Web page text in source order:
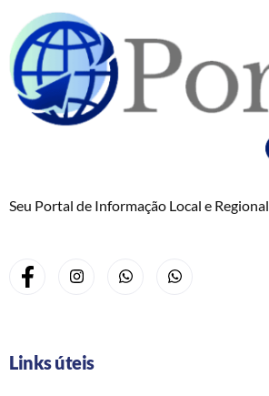
Seu Portal de Informação Local e Regional
Links úteis